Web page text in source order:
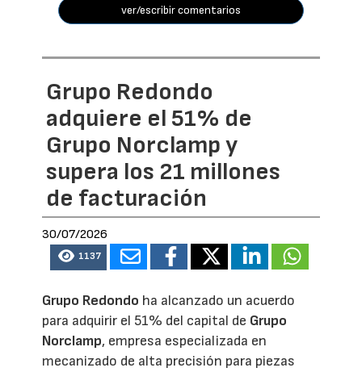
ver/escribir comentarios
Grupo Redondo
adquiere el 51% de
Grupo Norclamp y
supera los 21 millones
de facturación
30/07/2026
1137
Grupo Redondo ha alcanzado un acuerdo
para adquirir el 51% del capital de Grupo
Norclamp, empresa especializada en
mecanizado de alta precisión para piezas